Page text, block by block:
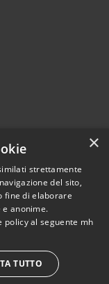
© 2026 • Comune di
• Powered by
redazione
×
strettamente
del sito,
fine di elaborare
anonime.
policy al seguente mh
TUTTO